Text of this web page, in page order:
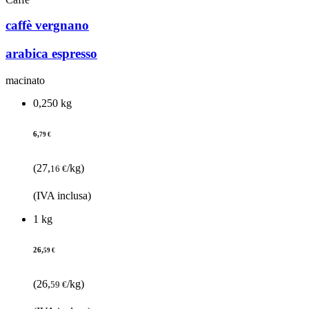
caffè vergnano
arabica espresso
macinato
0,250 kg
6,79 €
(27,16 €/kg)
(IVA inclusa)
1 kg
26,59 €
(26,59 €/kg)